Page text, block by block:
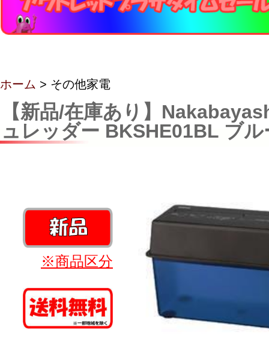
ホーム > その他家電
【新品/在庫あり】
ュレッダー BKSHE01BL ブル
※商品区分